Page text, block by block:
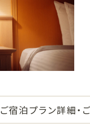
ご宿泊プラン詳細・